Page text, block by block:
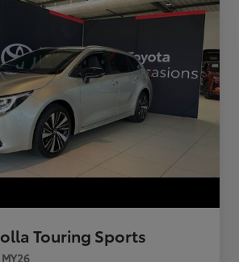
Touring Sports